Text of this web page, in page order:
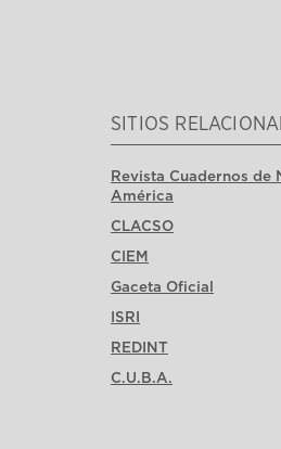
SITIOS
Revista Cuadernos de
América
CLACSO
CIEM
Gaceta Oficial
ISRI
REDINT
C.U.B.A.